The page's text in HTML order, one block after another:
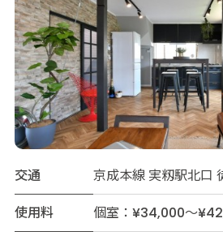
交通
京成本線 実籾駅北口
使用料
個室：¥34,000～